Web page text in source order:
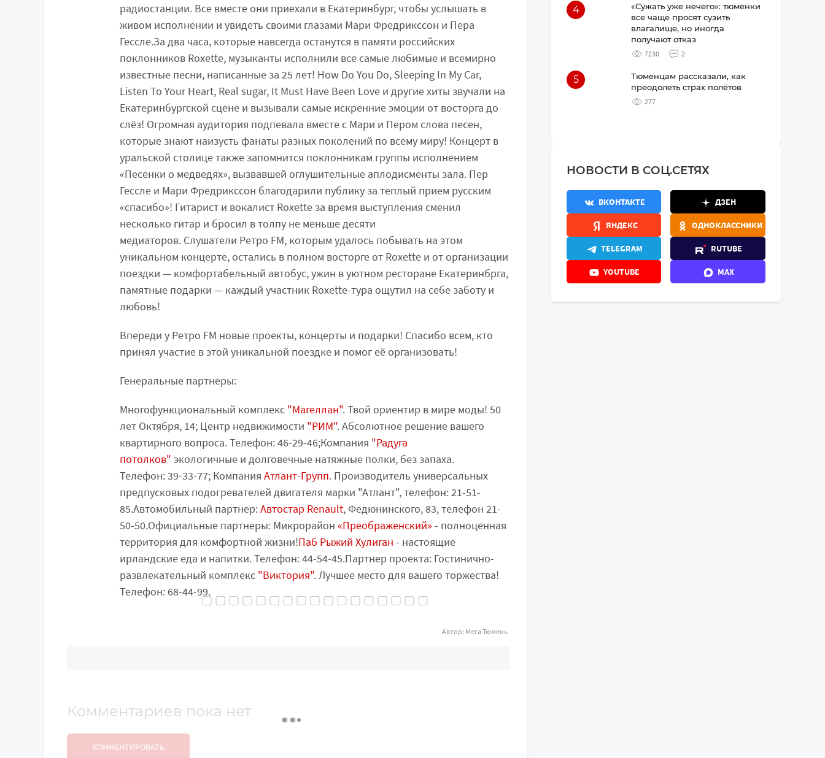
радиостанции. Все вместе они приехали в Екатеринбург, чтобы услышать в
живом исполнении и увидеть своими глазами Мари Фредрикссон и Пера
Гессле.За два часа, которые навсегда останутся в памяти российских
поклонников Roxette, музыканты исполнили все самые любимые и всемирно
известные песни, написанные за 25 лет! How Do You Do, Sleeping In My Car,
Listen To Your Heart, Real sugar, It Must Have Been Love и другие хиты звучали на
Екатеринбургской сцене и вызывали самые искренние эмоции от восторга до
слёз! Огромная аудитория подпевала вместе с Мари и Пером слова песен,
которые знают наизусть фанаты разных поколений по всему миру! Концерт в
уральской столице также запомнится поклонникам группы исполнением
«Песенки о медведях», вызвавшей оглушительные аплодисменты зала. Пер
Гессле и Мари Фредрикссон благодарили публику за теплый прием русским
«спасибо»! Гитарист и вокалист Roxette за время выступления сменил
несколько гитар и бросил в толпу не меньше десяти
медиаторов. Слушатели Ретро FM, которым удалось побывать на этом
уникальном концерте, остались в полном восторге от Roxette и от организации
поездки — комфортабельный автобус, ужин в уютном ресторане Екатеринбрга,
памятные подарки — каждый участник Roxette-тура ощутил на себе заботу и
любовь!
Впереди у Ретро FM новые проекты, концерты и подарки! Спасибо всем, кто
принял участие в этой уникальной поездке и помог её организовать!
Генеральныe партнеры:
Многофункциональный комплекс "Магеллан". Твой ориентир в мире моды! 50
лет Октября, 14; Центр недвижимости "РИМ". Абсолютное решение вашего
квартирного вопроса. Телефон: 46-29-46;Компания "Радуга
потолков" экологичные и долговечные натяжные полки, без запаха.
Телефон: 39-33-77; Компания Атлант-Групп. Производитель универсальных
предпусковых подогревателей двигателя марки "Атлант", телефон: 21-51-
85.Автомобильный партнер:Автостар Renault, Федюнинского, 83, телефон 21-
50-50.Официальные партнеры: Микрорайон «Преображенский» - полноценная
территория для комфортной жизни!Паб Рыжий Хулиган - настоящие
ирландские еда и напитки. Телефон: 44-54-45.Партнер проекта: Гостинично-
развлекательный комплекс "Виктория". Лучшее место для вашего торжества!
Телефон: 68-44-99.
Автор: Мега Тюмень
Комментариев пока нет
КОММЕНТИРОВАТЬ
4
«Сужать уже нечего»: тюменки
все чаще просят сузить
влагалище, но иногда
получают отказ
7230 2
5
Тюменцам рассказали, как
преодолеть страх полётов
277
НОВОСТИ В СОЦ.СЕТЯХ
ВКОНТАКТЕ ДЗЕН
ЯНДЕКС ОДНОКЛАССНИКИ
TELEGRAM RUTUBE
YOUTUBE MAX